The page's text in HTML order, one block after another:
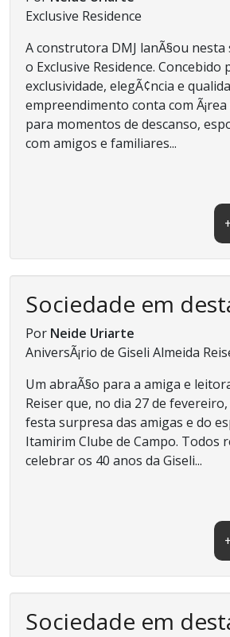
Exclusive Residence
A construtora DMJ lanÃ§ou
o Exclusive Residence. Concebido
exclusividade, elegÃ¢ncia e
empreendimento conta com
para momentos de descanso,
com amigos e familiares...
Sociedade em
Por Neide Uriarte
AniversÃ¡rio de Giseli Almeida
Um abraÃ§o para a amiga e
Reiser que, no dia 27 de
festa surpresa das amigas e do
Itamirim Clube de Campo. Todos
celebrar os 40 anos da Giseli...
Sociedade em